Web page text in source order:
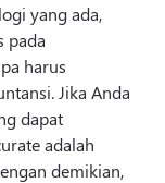
yang ada,
pada
harus
Jika Anda
dapat
adalah
demikian,